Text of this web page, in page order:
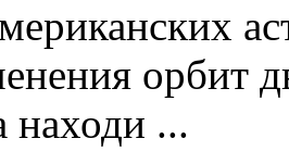
орбит
находи ...